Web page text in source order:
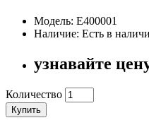
Модель: E400001
Наличие: Есть в
узнавайте
Количество
Купить